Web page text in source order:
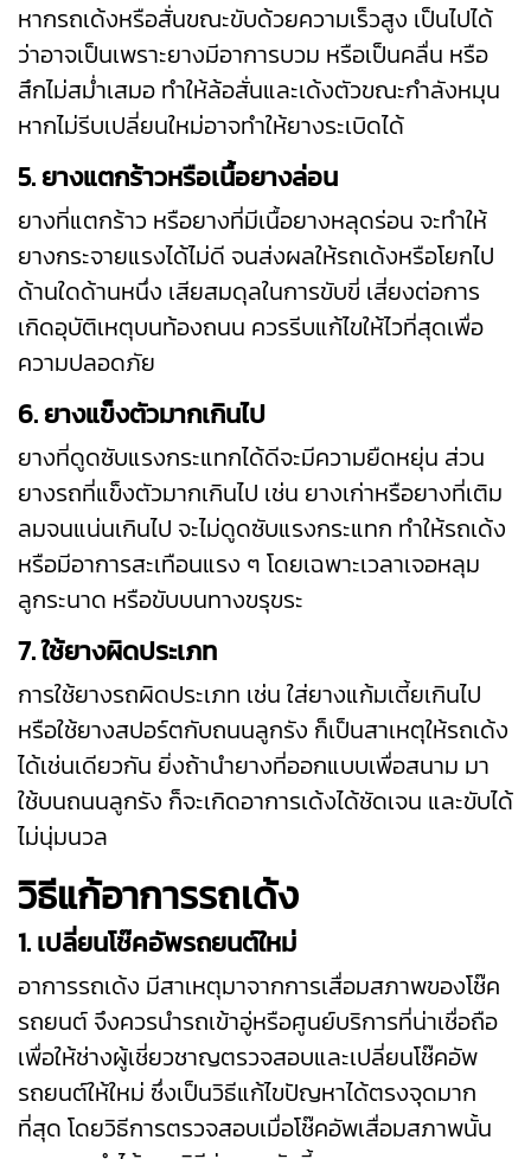
หากรถเด้งหรือสั่นขณะขับด้วยความเร็วสูง เป็นไปได้
ว่าอาจเป็นเพราะยางมีอาการบวม หรือเป็นคลื่น หรือ
สึกไม่สม่ำเสมอ ทำให้ล้อสั่นและเด้งตัวขณะกำลังหมุน
หากไม่รีบเปลี่ยนใหม่อาจทำให้ยางระเบิดได้
5. ยางแตกร้าวหรือเนื้อยางล่อน
ยางที่แตกร้าว หรือยางที่มีเนื้อยางหลุดร่อน จะทำให้
ยางกระจายแรงได้ไม่ดี จนส่งผลให้รถเด้งหรือโยกไป
ด้านใดด้านหนึ่ง เสียสมดุลในการขับขี่ เสี่ยงต่อการ
เกิดอุบัติเหตุบนท้องถนน ควรรีบแก้ไขให้ไวที่สุดเพื่อ
ความปลอดภัย
6. ยางแข็งตัวมากเกินไป
ยางที่ดูดซับแรงกระแทกได้ดีจะมีความยืดหยุ่น ส่วน
ยางรถที่แข็งตัวมากเกินไป เช่น ยางเก่าหรือยางที่เติม
ลมจนแน่นเกินไป จะไม่ดูดซับแรงกระแทก ทำให้รถเด้ง
หรือมีอาการสะเทือนแรง ๆ โดยเฉพาะเวลาเจอหลุม
ลูกระนาด หรือขับบนทางขรุขระ
7. ใช้ยางผิดประเภท
การใช้ยางรถผิดประเภท เช่น ใส่ยางแก้มเตี้ยเกินไป
หรือใช้ยางสปอร์ตกับถนนลูกรัง ก็เป็นสาเหตุให้รถเด้ง
ได้เช่นเดียวกัน ยิ่งถ้านำยางที่ออกแบบเพื่อสนาม มา
ใช้บนถนนลูกรัง ก็จะเกิดอาการเด้งได้ชัดเจน และขับได้
ไม่นุ่มนวล
วิธีแก้อาการรถเด้ง
1. เปลี่ยนโช๊คอัพรถยนต์ใหม่
อาการรถเด้ง มีสาเหตุมาจากการเสื่อมสภาพของโช๊ค
รถยนต์ จึงควรนำรถเข้าอู่หรือศูนย์บริการที่น่าเชื่อถือ
เพื่อให้ช่างผู้เชี่ยวชาญตรวจสอบและเปลี่ยนโช๊คอัพ
รถยนต์ให้ใหม่ ซึ่งเป็นวิธีแก้ไขปัญหาได้ตรงจุดมาก
ที่สุด โดยวิธีการตรวจสอบเมื่อโช๊คอัพเสื่อมสภาพนั้น